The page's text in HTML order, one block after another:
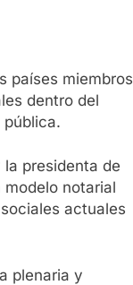
países miembros
dentro del
presidenta de
notarial
actuales
plenaria y